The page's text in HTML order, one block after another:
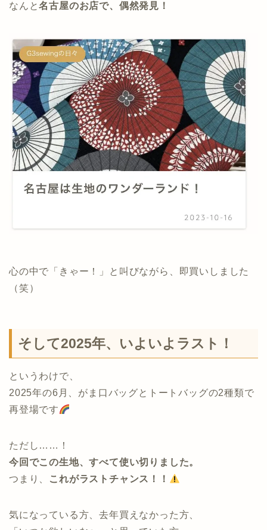
なんと名古屋のお店で、偶然発見！
心の中で「きゃー！」と叫びながら、即買いしました
（笑）
そして2025年、いよいよラスト！
というわけで、
2025年の6月、がま口バッグとトートバッグの2種類で
再登場です
ただし……！
今回でこの生地、すべて使い切りました。
つまり、
これがラストチャンス！！
気になっている方、去年買えなかった方、